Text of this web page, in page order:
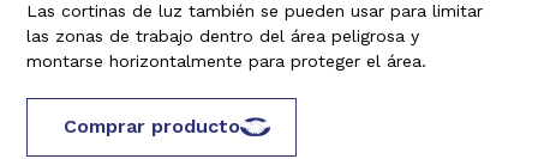
Las cortinas de luz también se pueden usar para limitar
las zonas de trabajo dentro del área peligrosa y
montarse horizontalmente para proteger el área.
Comprar producto